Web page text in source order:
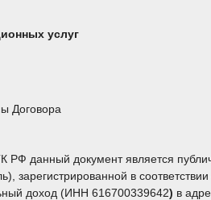
услуг
Договора
РФ данный документ является
зарегистрированной в
доход (ИНН 616700339642) в